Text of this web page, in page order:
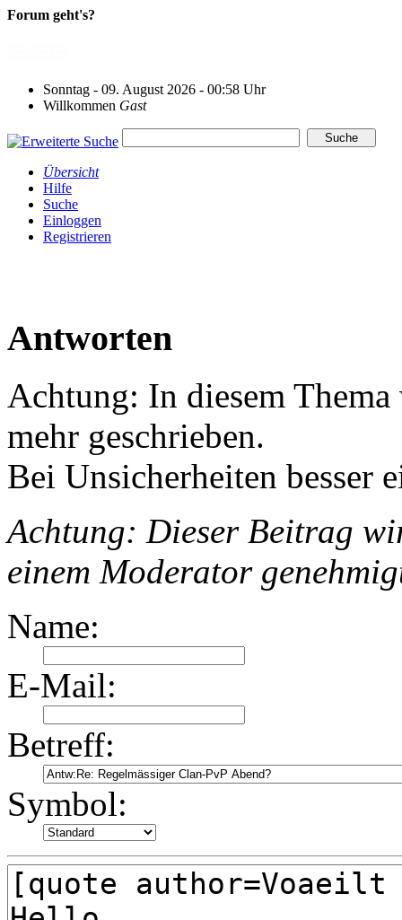
Forum geht's?
Sonntag - 09. August 2026 - 00:58 Uhr
Willkommen Gast
Übersicht
Hilfe
Suche
Einloggen
Registrieren
Antworten
Achtung: In diesem
mehr geschrieben.
Bei Unsicherheiten besser
Achtung: Dieser Beitrag
einem Moderator
Name:
E-Mail:
Betreff:
Symbol: